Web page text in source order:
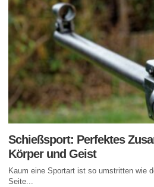
Schießsport: Perfektes
Körper und Geist
Kaum eine Sportart ist so umstritten wie
Seite...